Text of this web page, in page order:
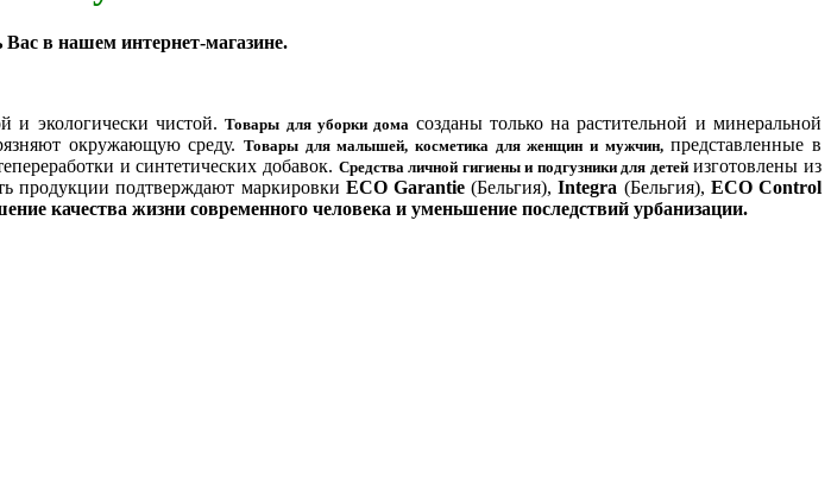
в нашем интернет-магазине.
и экологически чистой.Товары для уборки дома созданы только на растительной и минеральной
окружающую среду. Товары для малышей, косметика для женщин и мужчин,представленные в
и синтетических добавок. Средства личной гигиены и подгузники для детейизготовлены из
продукции подтверждают маркировки ECO Garantie (Бельгия),Integra (Бельгия), ECO Control
качества жизни современного человека и уменьшение последствий урбанизации.